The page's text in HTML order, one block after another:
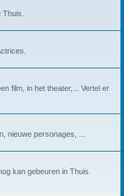
film, in het theater,... Vertel er
nieuwe personages, ...
kan gebeuren in Thuis.